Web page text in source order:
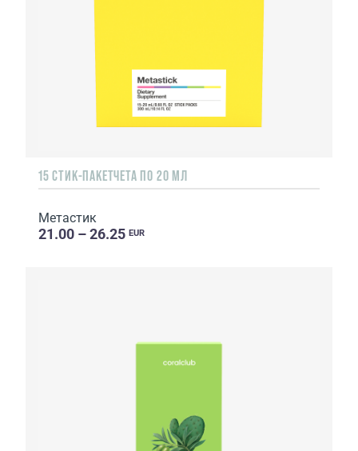
15 СТИК-ПАКЕТЧЕТА ПО 20 МЛ
Метастик
21.00 – 26.25 EUR